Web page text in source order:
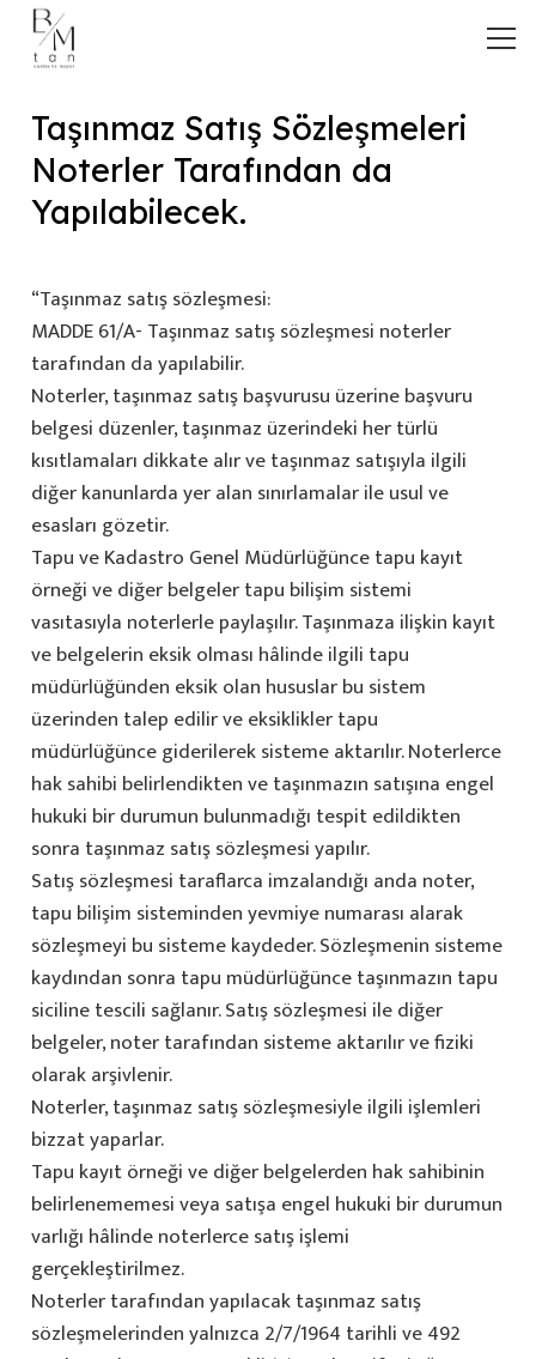
Taşınmaz Satış Sözleşmeleri
Noterler Tarafından da
Yapılabilecek.
“Taşınmaz satış sözleşmesi:
MADDE 61/A- Taşınmaz satış sözleşmesi noterler
tarafından da yapılabilir.
Noterler, taşınmaz satış başvurusu üzerine başvuru
belgesi düzenler, taşınmaz üzerindeki her türlü
kısıtlamaları dikkate alır ve taşınmaz satışıyla ilgili
diğer kanunlarda yer alan sınırlamalar ile usul ve
esasları gözetir.
Tapu ve Kadastro Genel Müdürlüğünce tapu kayıt
örneği ve diğer belgeler tapu bilişim sistemi
vasıtasıyla noterlerle paylaşılır. Taşınmaza ilişkin kayıt
ve belgelerin eksik olması hâlinde ilgili tapu
müdürlüğünden eksik olan hususlar bu sistem
üzerinden talep edilir ve eksiklikler tapu
müdürlüğünce giderilerek sisteme aktarılır. Noterlerce
hak sahibi belirlendikten ve taşınmazın satışına engel
hukuki bir durumun bulunmadığı tespit edildikten
sonra taşınmaz satış sözleşmesi yapılır.
Satış sözleşmesi taraflarca imzalandığı anda noter,
tapu bilişim sisteminden yevmiye numarası alarak
sözleşmeyi bu sisteme kaydeder. Sözleşmenin sisteme
kaydından sonra tapu müdürlüğünce taşınmazın tapu
siciline tescili sağlanır. Satış sözleşmesi ile diğer
belgeler, noter tarafından sisteme aktarılır ve fiziki
olarak arşivlenir.
Noterler, taşınmaz satış sözleşmesiyle ilgili işlemleri
bizzat yaparlar.
Tapu kayıt örneği ve diğer belgelerden hak sahibinin
belirlenememesi veya satışa engel hukuki bir durumun
varlığı hâlinde noterlerce satış işlemi
gerçekleştirilmez.
Noterler tarafından yapılacak taşınmaz satış
sözleşmelerinden yalnızca 2/7/1964 tarihli ve 492